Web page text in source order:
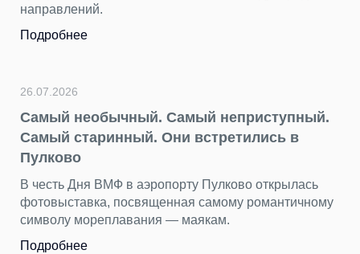
направлений.
Подробнее
26.07.2026
Самый необычный. Самый неприступный.
Самый старинный. Они встретились в
Пулково
В честь Дня ВМФ в аэропорту Пулково открылась
фотовыставка, посвященная самому романтичному
символу мореплавания — маякам.
Подробнее